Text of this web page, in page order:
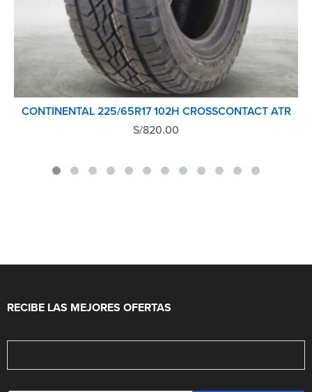
CONTINENTAL 225/65R17 102H CROSSCONTACT ATR
S/820.00
RECIBE LAS MEJORES OFERTAS